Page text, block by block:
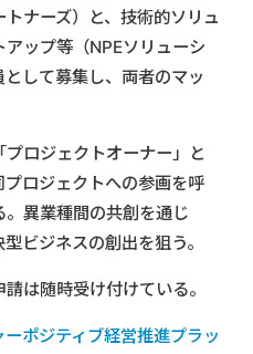
ナーズ）と、技術的ソリュ
ップ等（NPEソリューシ
して募集し、両者のマッ
ロジェクトオーナー」と
ロジェクトへの参画を呼
異業種間の共創を通じ
ビジネスの創出を狙う。
は随時受け付けている。
ーポジティブ経営推進プラッ